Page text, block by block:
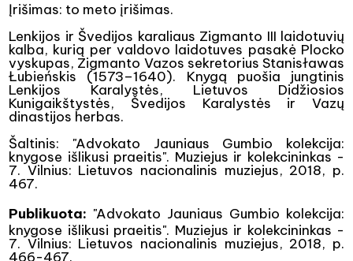
Įrišimas: to meto įrišimas.
Lenkijos ir Švedijos karaliaus Zigmanto III laidotuvių
kalba, kurią per valdovo laidotuves pasakė Plocko
vyskupas, Zigmanto Vazos sekretorius Stanisławas
Łubieńskis (1573–1640). Knygą puošia jungtinis
Lenkijos Karalystės, Lietuvos Didžiosios
Kunigaikštystės, Švedijos Karalystės ir Vazų
dinastijos herbas.
Šaltinis: "Advokato Jauniaus Gumbio kolekcija:
knygose išlikusi praeitis". Muziejus ir kolekcininkas -
7. Vilnius: Lietuvos nacionalinis muziejus, 2018, p.
467.
Publikuota: "Advokato Jauniaus Gumbio kolekcija:
knygose išlikusi praeitis". Muziejus ir kolekcininkas -
7. Vilnius: Lietuvos nacionalinis muziejus, 2018, p.
466-467.